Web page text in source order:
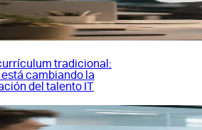
tradicional:
cambiando la
del talento IT